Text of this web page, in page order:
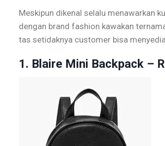
Meskipun dikenal selalu menawarkan
dengan brand fashion kawakan
tas setidaknya customer bisa
1. Blaire Mini Backpack –